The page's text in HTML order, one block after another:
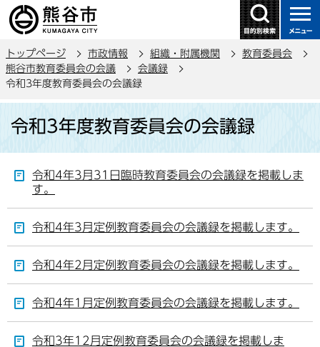
の
ー
ジ
で
トップページ 市政情報 組織・附属機関
教育委員会
熊谷市教育委員会の会議
会議録
令和3年度教育委員会の会議録
令和3年度教育委員会の会議録
令和4年3月31日臨時教育委員会の会議録を掲載しま
す。
令和4年3月定例教育委員会の会議録を掲載します。
令和4年2月定例教育委員会の会議録を掲載します。
令和4年1月定例教育委員会の会議録を掲載します。
令和3年12月定例教育委員会の会議録を掲載しま